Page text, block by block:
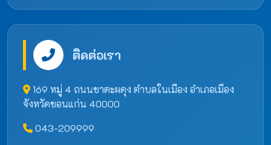
ติดต่อเรา
169 หมู่ 4 ถนนชาตะผดุง ตำบลในเมือง อำเภอเมือง
จังหวัดขอนแก่น 40000
043-209999